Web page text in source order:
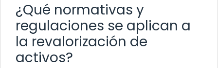
¿Qué normativas y
regulaciones se aplican a
la revalorización de
activos?